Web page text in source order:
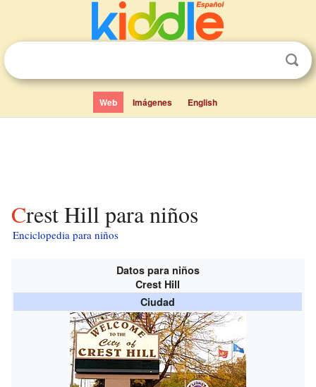
Web Imágenes English
Crest Hill para niños
Enciclopedia para niños
Datos para niños
Crest Hill
Ciudad